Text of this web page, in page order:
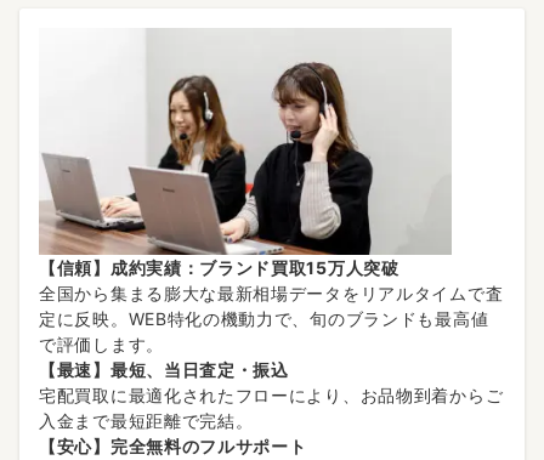
【信頼】成約実績：ブランド買取15万人突破
全国から集まる膨大な最新相場データをリアルタイムで査
定に反映。WEB特化の機動力で、旬のブランドも最高値
で評価します。
【最速】最短、当日査定・振込
宅配買取に最適化されたフローにより、お品物到着からご
入金まで最短距離で完結。
【安心】完全無料のフルサポート